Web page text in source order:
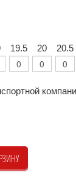
19.5 20 20.5